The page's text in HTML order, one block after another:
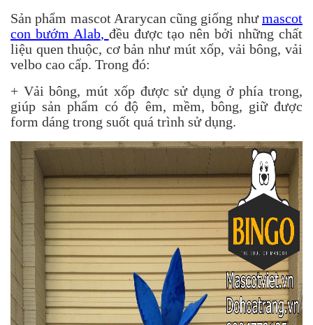
Sản phẩm mascot Ararycan cũng giống nhưmascot
con bướm Alab, đều được tạo nên bởi những chất
liệu quen thuộc, cơ bản như mút xốp, vải bông, vải
velbo cao cấp. Trong đó:
+ Vải bông, mút xốp được sử dụng ở phía trong,
giúp sản phẩm có độ êm, mềm, bông, giữ được
form dáng trong suốt quá trình sử dụng.